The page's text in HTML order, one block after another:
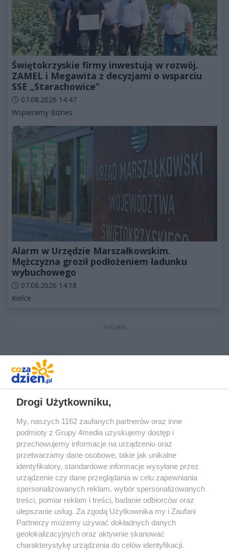
Świętokrzyskie firmy inwestują w rozwój.
ZAMEL i Megawita z decyzjami o wsparciu
SSE „Starachowice”
Data dodania artykułu:
07.08.2026 14:47
Kategorie artykułu:
Wspieramy Biznes
Alarm w Urzędzie Marszałkowskim.
Mężczyzna groził podłożeniem ładunku
wybuchowego
Data dodania artykułu:
07.08.2026 14:18
Kategorie artykułu:
Kielce
REKLAMA
Prywatność Reklama Redakcja Praca Kielce
Drogi Użytkowniku,
My, naszych 1162 zaufanych partnerów oraz inne
podmioty z Grupy 4media uzyskujemy dostęp i
przechowujemy informacje na urządzeniu oraz
przetwarzamy dane osobowe, takie jak unikalne
identyfikatory, standardowe informacje wysyłane przez
urządzenie czy dane przeglądania w celu zapewniania
spersonalizowanych reklam, wybór spersonalizowanych
treści, pomiar reklam i treści, badanie odbiorców oraz
ulepszanie usług. Za zgodą Użytkownika my i Zaufani
Partnerzy możemy używać dokładnych danych
geolokalizacyjnych oraz aktywnie skanować
charakterystykę urządzenia do celów identyfikacji.